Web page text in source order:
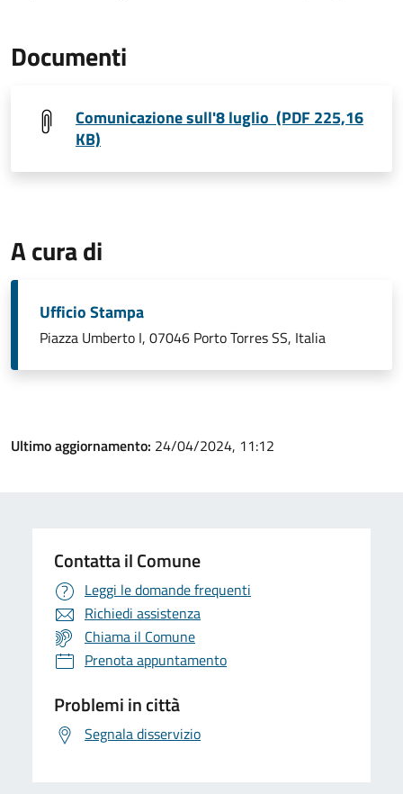
Documenti
Comunicazione sull'8 luglio (PDF 225,16
KB)
A cura di
Ufficio Stampa
Piazza Umberto I, 07046 Porto Torres SS, Italia
Ultimo aggiornamento: 24/04/2024, 11:12
Contatta il Comune
Leggi le domande frequenti
Richiedi assistenza
Chiama il Comune
Prenota appuntamento
Problemi in città
Segnala disservizio